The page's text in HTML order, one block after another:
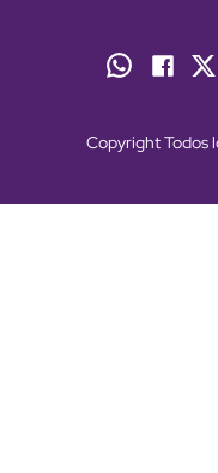
Copyright Todos